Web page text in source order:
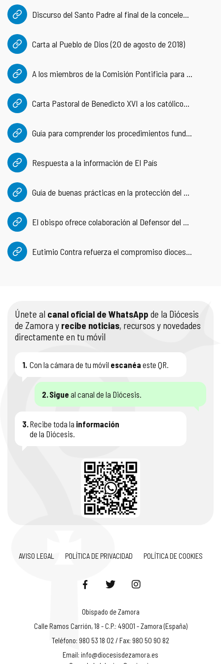
Discurso del Santo Padre al final de la concelebración Eucarística. Encuentro “La protección de los menores en la Iglesia” (24 de febrero de 2019)
Carta al Pueblo de Dios (20 de agosto de 2018)
A los miembros de la Comisión Pontificia para la protección de los menores (21 de septiembre de 2017)
Carta Pastoral de Benedicto XVI a los católicos de Irlanda (19 de marzo de 2010)
Guía para comprender los procedimientos fundamentales de la Congregación para la Doctrina de la Fe cuando se trata de acusaciones de abusos sexuales
Respuesta a la información de El País
Guía de buenas prácticas en la protección del menor y personas vulnerables
El obispo ofrece colaboración al Defensor del Pueblo
Eutimio Contra refuerza el compromiso diocesano con la protección de menores
Únete al canal oficial de WhatsApp de la Diócesis
de Zamora y recibe noticias, recursos y novedades
directamente en tu móvil
1. Con la cámara de tu móvil escanéa este QR.
2.Sigue al canal de la Diócesis.
3.Recibe toda la información
de la Diócesis.
AVISO LEGAL POLÍTICA DE PRIVACIDAD POLÍTICA DE COOKIES
Obispado de Zamora
Calle Ramos Carrión, 18 - C.P.: 49001 - Zamora (España)
Teléfono: 980 53 18 02 / Fax: 980 50 90 82
Email: info@diocesisdezamora.es
COMPLIANCE
DOCTRINA DE LA IGLESIA
PORTAL DE TRANSPARENCIA
RENDICIÓN CUENTAS ENTIDADES RELIGIOSAS
PASTORAL SAMARITANA
CENTROS SOCIALES
APOSTOLADO SEGLAR
VIDA CONSAGRADA
IMÁGENES
VÍDEOS
AUDIOS